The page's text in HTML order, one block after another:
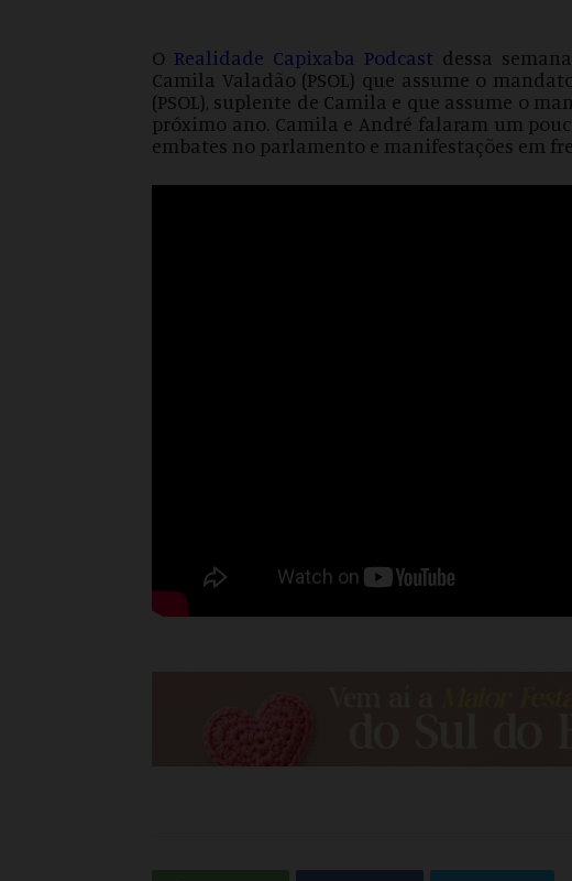
O Realidade Capixaba Podcast dessa
Camila Valadão (PSOL) que assume o
(PSOL), suplente de Camila e que assume o
próximo ano. Camila e André falaram um
embates no parlamento e manifestações em